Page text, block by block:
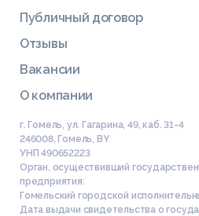
Публичный договор
Отзывы
Вакансии
О компании
г. Гомель, ул. Гагарина, 49, каб. 31-4
246008,Гомель BY
УНП 490652223
Орган, осуществивший
предприятия:
Гомельский городской
Дата выдачи свидетельства о